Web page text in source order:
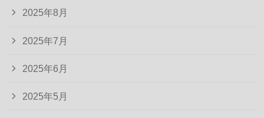
2025年8月
2025年7月
2025年6月
2025年5月